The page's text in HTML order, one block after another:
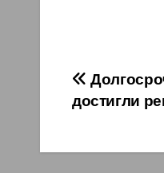
по
достигли